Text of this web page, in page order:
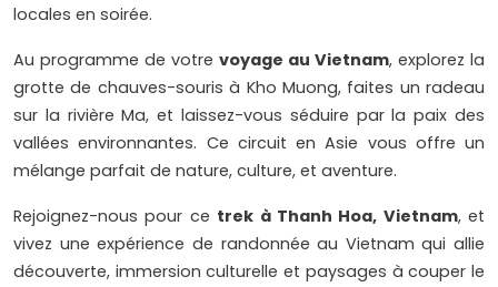
locales en soirée.
Au programme de votre voyage au Vietnam, explorez la
grotte de chauves-souris à Kho Muong, faites un radeau
sur la rivière Ma, et laissez-vous séduire par la paix des
vallées environnantes. Ce circuit en Asie vous offre un
mélange parfait de nature, culture, et aventure.
Rejoignez-nous pour ce trek à Thanh Hoa, Vietnam, et
vivez une expérience de randonnée au Vietnam qui allie
découverte, immersion culturelle et paysages à couper le